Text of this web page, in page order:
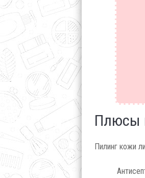
Плюсы
Пилинг кожи